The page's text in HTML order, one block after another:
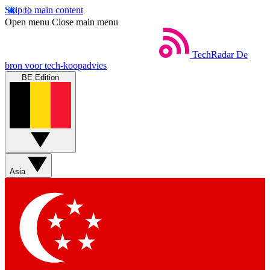
Skip to main content
Open menu Close main menu
TechRadar De
bron voor tech-koopadvies
BE Edition
Asia